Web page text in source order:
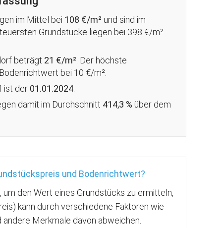
im Mittel bei 108 €/m² und sind im
Grundstücke liegen bei 398 €/m²
beträgt 21 €/m² . Der höchste
bei 10 €/m².
ist der 01.01.2024
damit im Durchschnitt 414,3 % über dem
und Bodenrichtwert?
den Wert eines Grundstücks zu ermitteln,
kann durch verschiedene Faktoren wie
Merkmale davon abweichen.